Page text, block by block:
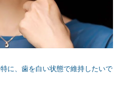
に、歯を白い状態で維持したいで